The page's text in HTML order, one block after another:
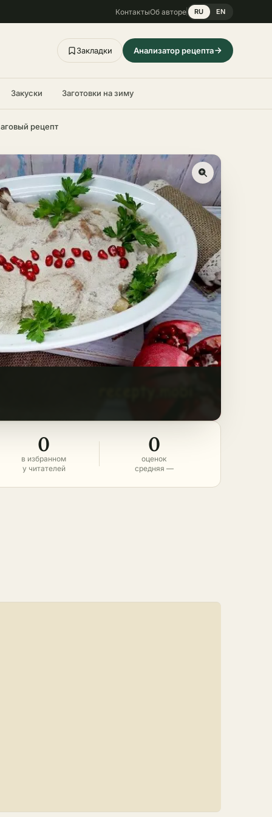
КонтактыОб авторе RU EN
Закладки Анализатор рецепта
Закуски Заготовки на зиму
рецепт
0
в избранном
у читателей
0
оценок
средняя —